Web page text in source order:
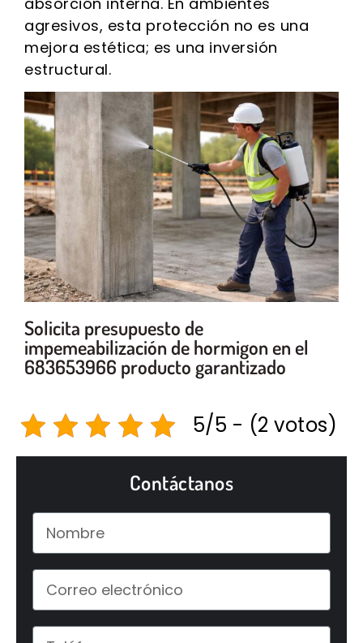
agresivos, esta protección no es una
mejora estética; es una inversión
estructural.
Solicita presupuesto de
impemeabilización de hormigon en el
683653966 producto garantizado
5/5 - (2 votos)
Contáctanos